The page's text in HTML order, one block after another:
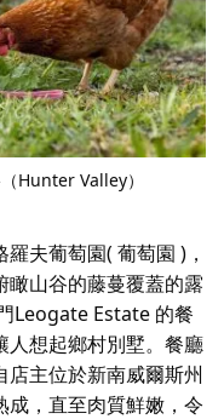
Hunter Valley）
夫葡萄園( 葡萄園 )，
山谷的藤蔓覆蓋的露
Leogate Estate 的餐
人想起鄉村別墅。餐廳
主位於新南威爾斯州
，直至肉質鮮嫩，令